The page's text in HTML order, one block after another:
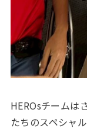
HEROsチームは
たちのスペシャ